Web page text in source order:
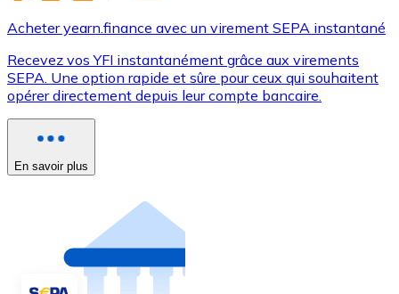
Acheter yearn.finance avec un virement SEPA instantané
Recevez vos YFI instantanément grâce aux virements
SEPA. Une option rapide et sûre pour ceux qui souhaitent
opérer directement depuis leur compte bancaire.
En savoir plus